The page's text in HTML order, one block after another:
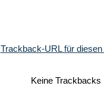
Trackback-URL für diesen
Keine Trackbacks